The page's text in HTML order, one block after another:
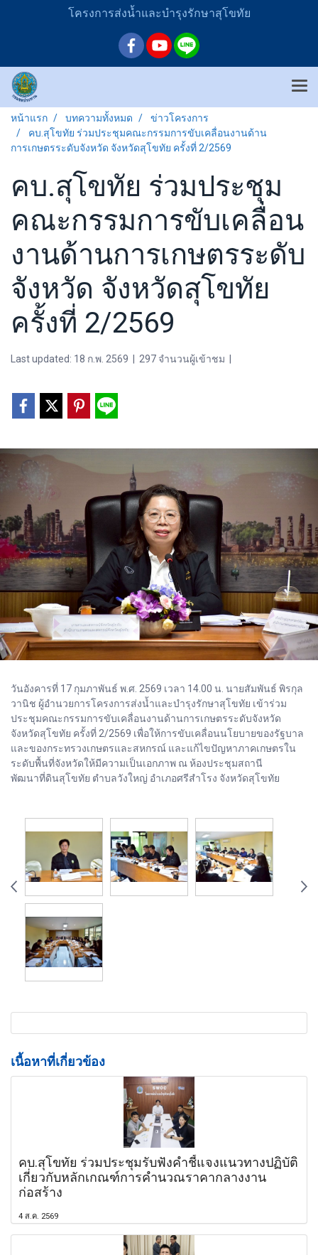
โครงการส่งน้ำและบำรุงรักษาสุโขทัย
หน้าแรก บทความทั้งหมด
ข่าวโครงการ
คบ.สุโขทัย ร่วมประชุมคณะกรรมการขับเคลื่อนงานด้าน
การเกษตรระดับจังหวัด จังหวัดสุโขทัย ครั้งที่ 2/2569
คบ.สุโขทัย ร่วมประชุม
คณะกรรมการขับเคลื่อน
งานด้านการเกษตรระดับ
จังหวัด จังหวัดสุโขทัย
ครั้งที่ 2/2569
Last updated: 18 ก.พ. 2569 297 จำนวนผู้เข้าชม
วันอังคารที่ 17 กุมภาพันธ์ พ.ศ. 2569 เวลา 14.00 น. นายสัมพันธ์ พิรกุล
วานิช ผู้อำนวยการโครงการส่งน้ำและบำรุงรักษาสุโขทัย เข้าร่วม
ประชุมคณะกรรมการขับเคลื่อนงานด้านการเกษตรระดับจังหวัด
จังหวัดสุโขทัย ครั้งที่ 2/2569 เพื่อให้การขับเคลื่อนนโยบายของรัฐบาล
และของกระทรวงเกษตรและสหกรณ์ และแก้ไขปัญหาภาคเกษตรใน
ระดับพื้นที่จังหวัดให้มีความเป็นเอกภาพ ณ ห้องประชุมสถานี
พัฒนาที่ดินสุโขทัย ตำบลวังใหญ่ อำเภอศรีสำโรง จังหวัดสุโขทัย
เนื้อหาที่เกี่ยวข้อง
คบ.สุโขทัย ร่วมประชุมรับฟังคำชี้แจงแนวทางปฏิบัติ
เกี่ยวกับหลักเกณฑ์การคำนวณราคากลางงาน
ก่อสร้าง
4 ส.ค. 2569